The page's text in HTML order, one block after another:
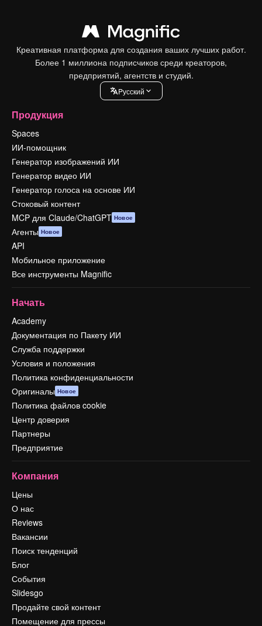
Креативная платформа для создания ваших лучших работ.
Более 1 миллиона подписчиков среди креаторов,
предприятий, агентств и студий.
Pусский
Продукция
Spaces
ИИ-помощник
Генератор изображений ИИ
Генератор видео ИИ
Генератор голоса на основе ИИ
Стоковый контент
MCP для Claude/ChatGPT Новое
Агенты Новое
API
Мобильное приложение
Все инструменты Magnific
Начать
Academy
Документация по Пакету ИИ
Служба поддержки
Условия и положения
Политика конфиденциальности
Оригиналы Новое
Политика файлов cookie
Центр доверия
Партнеры
Предприятие
Компания
Цены
О нас
Reviews
Вакансии
Поиск тенденций
Блог
События
Slidesgo
Продайте свой контент
Помещение для прессы